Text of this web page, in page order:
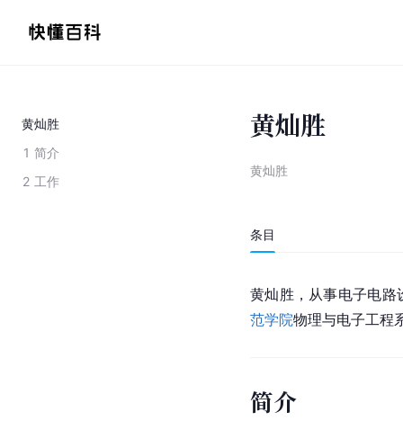
黄灿胜
1 简介
2 工作
黄灿胜
黄灿胜
条目
黄灿胜，从事电子电
范学院物理与电子工程
简介